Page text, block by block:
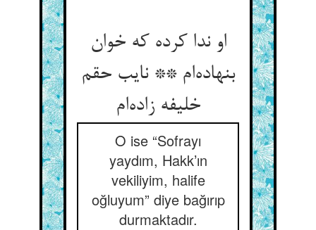
او ندا کرده که خوان
بنهاده‌‌ام ** نایب حقم
O ise “Sofrayı
yaydım, Hakk’ın
vekiliyim, halife
oğluyum” diye bağırıp
durmaktadır.